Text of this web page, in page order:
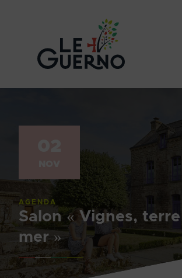
AGENDA
Salon « Vignes,
mer »